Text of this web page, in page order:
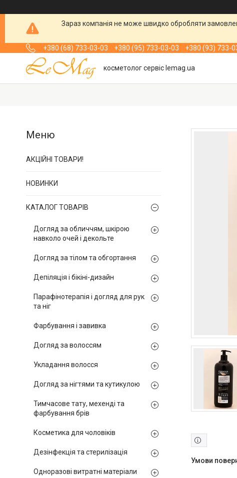
Зараз компанія не може швидко обробляти
+380 (68) 733-03-03
+380 (95) 733-03-03 +380 (93) 733-
косметолог сервіс lemag.ua
АКЦІЙНІ ТОВАРИ!
НОВИНКИ
КАТАЛОГ ТОВАРІВ
Догляд за обличчям, шкірою
навколо очей і декольте
Догляд за тілом та обгортання
Депіляція і бікіні-дизайн
Парафінотерапія і догляд для рук
та ніг
Фарбування і завивка
Догляд за волоссям
Укладання волосся
Догляд за нігтями та кутикулою
Тимчасове тату, мехенді та
фарбування брів
Косметика для чоловіків
Дезінфекція та стерилізація
Одноразові витратні матеріали